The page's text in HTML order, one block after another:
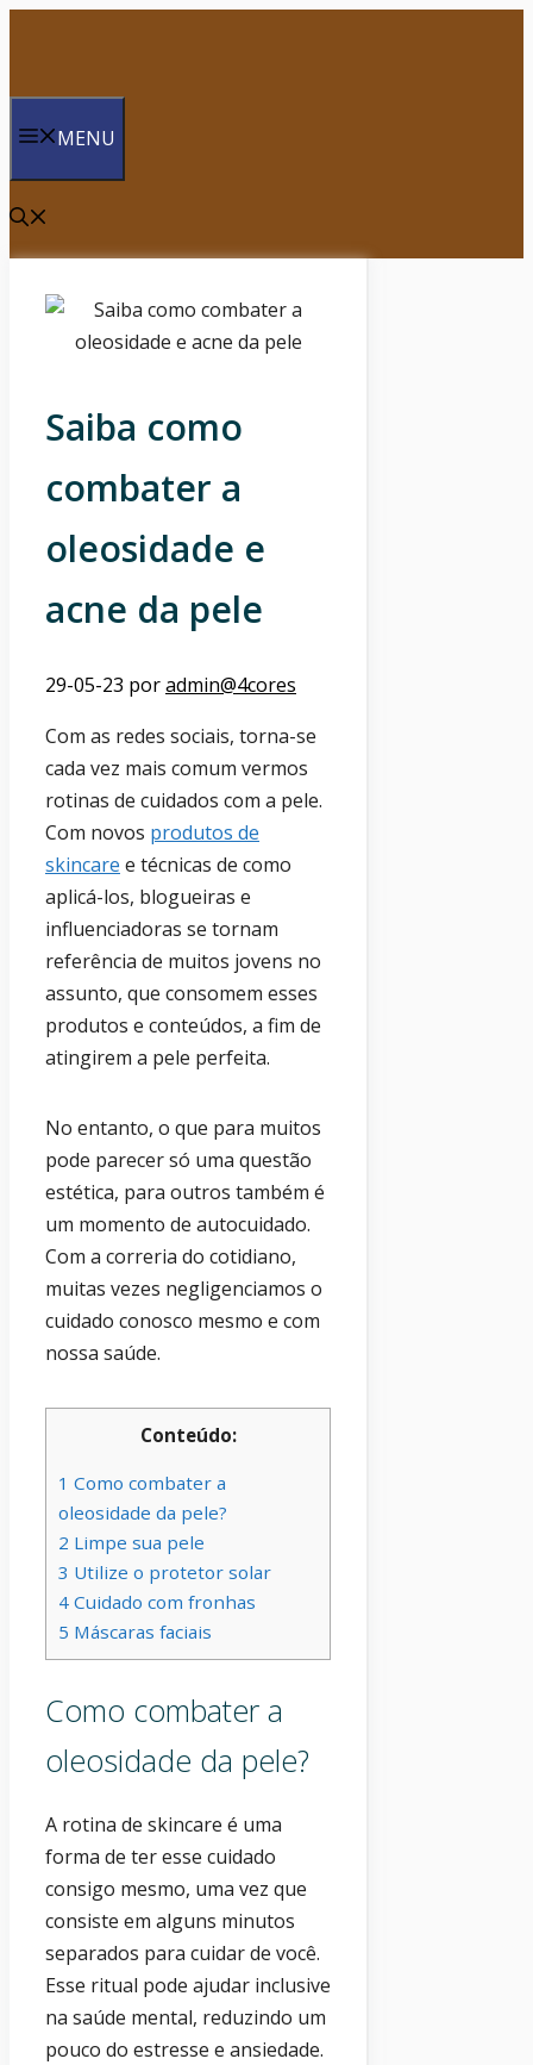
MENU
Saiba como
combater a
oleosidade e
acne da pele
29-05-23 poradmin@4cores
Com as redes sociais, torna-se
cada vez mais comum vermos
rotinas de cuidados com a pele.
Com novos produtos de
skincare e técnicas de como
aplicá-los, blogueiras e
influenciadoras se tornam
referência de muitos jovens no
assunto, que consomem esses
produtos e conteúdos, a fim de
atingirem a pele perfeita.
No entanto, o que para muitos
pode parecer só uma questão
estética, para outros também é
um momento de autocuidado.
Com a correria do cotidiano,
muitas vezes negligenciamos o
cuidado conosco mesmo e com
nossa saúde.
Conteúdo:
1 Como combater a
oleosidade da pele?
2 Limpe sua pele
3 Utilize o protetor solar
4 Cuidado com fronhas
5 Máscaras faciais
Como combater a
oleosidade da pele?
A rotina de skincare é uma
forma de ter esse cuidado
consigo mesmo, uma vez que
consiste em alguns minutos
separados para cuidar de você.
Esse ritual pode ajudar inclusive
na saúde mental, reduzindo um
pouco do estresse e ansiedade.